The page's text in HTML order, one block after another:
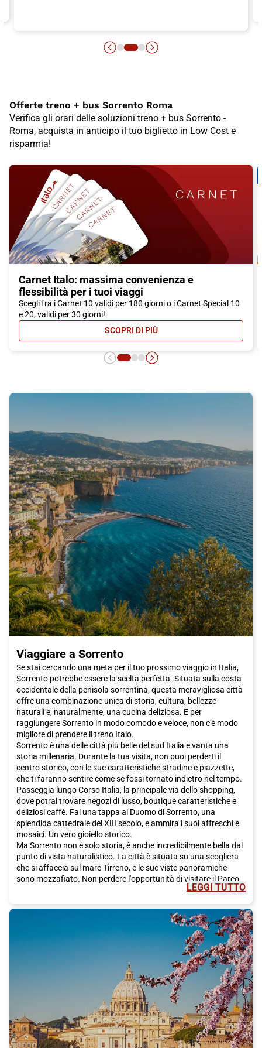
Offerte treno + bus Sorrento Roma
Verifica gli orari delle soluzioni treno + bus Sorrento -
Roma, acquista in anticipo il tuo biglietto in Low Cost e
risparmia!
Carnet Italo: massima convenienza e
flessibilità per i tuoi viaggi
Scegli fra i Carnet 10 validi per 180 giorni o i Carnet Special 10
e 20, validi per 30 giorni!
SCOPRI DI PIÙ- CARNET ITALO: MASSIMA
Viaggiare a Sorrento
Se stai cercando una meta per il tuo prossimo viaggio in Italia,
Sorrento potrebbe essere la scelta perfetta. Situata sulla costa
occidentale della penisola sorrentina, questa meravigliosa città
offre una combinazione unica di storia, cultura, bellezze
naturali e, naturalmente, una cucina deliziosa. E per
raggiungere Sorrento in modo comodo e veloce, non c'è modo
migliore di prendere il treno Italo.
Sorrento è una delle città più belle del sud Italia e vanta una
storia millenaria. Durante la tua visita, non puoi perderti il
centro storico, con le sue caratteristiche stradine e piazzette,
che ti faranno sentire come se fossi tornato indietro nel tempo.
Passeggia lungo Corso Italia, la principale via dello shopping,
dove potrai trovare negozi di lusso, boutique caratteristiche e
deliziosi caffè. Fai una tappa al Duomo di Sorrento, una
splendida cattedrale del XIII secolo, e ammira i suoi affreschi e
mosaici. Un vero gioiello storico.
Ma Sorrento non è solo storia, è anche incredibilmente bella dal
punto di vista naturalistico. La città è situata su una scogliera
che si affaccia sul mare Tirreno, e le sue viste panoramiche
sono mozzafiato. Non perdere l'opportunità di visitare il Parco
Naturale di Punta Campanella, che offre spettacolari sentieri
mare, puoi prendere una barca per visitare l'isola di Capri o le
rovine di Pompei. Sorrento è il punto di partenza ideale per
esplorare la famosa Costiera Amalfitana e le sue città
Non puoi lasciare Sorrento senza aver assaggiato la sua cucina
deliziosa. La tradizione culinaria della città si basa su
ingredienti freschi e di alta qualità, come olio d'oliva, limoni,
pomodori e pesce appena pescato. Tra i piatti tipici locali, non
puoi perderti i famosi "gnocchi alla sorrentina", fatti in casa con
pomodoro e mozzarella di bufala, o la "parmigiana di
melanzane", una deliziosa pietanza a base di melanzane,
parmigiano e pomodoro. E per i tuoi dolci, assaggia il limoncello,
il liquore fatto con i famosi limoni di Sorrento.
LEGGI TUTTO